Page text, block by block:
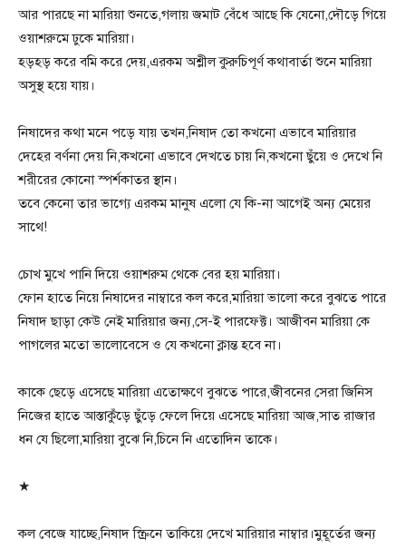
আর পারছে না মারিয়া শুনতে,গলায় জমাট বেঁধে আছে কি যেনো,দৌড়ে গিয়ে
ওয়াশরুমে ঢুকে মারিয়া।
হড়হড় করে বমি করে দেয়,এরকম অশ্লীল কুরুচিপূর্ণ কথাবার্তা শুনে মারিয়া
অসুস্থ হয়ে যায়।
নিষাদের কথা মনে পড়ে যায় তখন,নিষাদ তো কখনো এভাবে মারিয়ার
দেহের বর্ণনা দেয় নি,কখনো এভাবে দেখতে চায় নি,কখনো ছুঁয়ে ও দেখে নি
শরীরের কোনো স্পর্শকাতর স্থান।
তবে কেনো তার ভাগ্যে এরকম মানুষ এলো যে কি-না আগেই অন্য মেয়ের
সাথে!
চোখ মুখে পানি দিয়ে ওয়াশরুম থেকে বের হয় মারিয়া।
ফোন হাতে নিয়ে নিষাদের নাম্বারে কল করে,মারিয়া ভালো করে বুঝতে পারে
নিষাদ ছাড়া কেউ নেই মারিয়ার জন্য,সে-ই পারফেক্ট। আজীবন মারিয়া কে
পাগলের মতো ভালোবেসে ও যে কখনো ক্লান্ত হবে না।
কাকে ছেড়ে এসেছে মারিয়া এতোক্ষণে বুঝতে পারে,জীবনের সেরা জিনিস
নিজের হাতে আস্তাকুঁড়ে ছুঁড়ে ফেলে দিয়ে এসেছে মারিয়া আজ,সাত রাজার
ধন যে ছিলো,মারিয়া বুঝে নি,চিনে নি এতোদিন তাকে।
★
কল বেজে যাচ্ছে,নিষাদ স্ক্রিনে তাকিয়ে দেখে মারিয়ার নাম্বার।মুহূর্তের জন্য